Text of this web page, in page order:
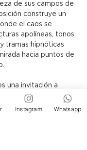
de sus campos de
construye un
el caos se
apolíneas, tonos
tramas hipnóticas
hacia puntos de
una invitación a
a través del lenguaje
puede Instagram Whatsapp